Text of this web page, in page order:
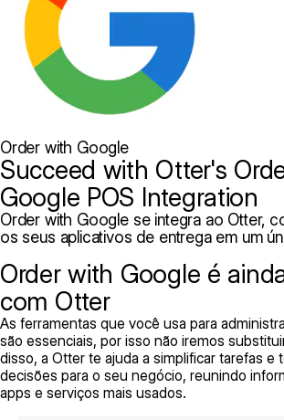
Order with Google
Succeed with Otter's
Google POS Integration
Order with Google se integra ao Otter,
os seus aplicativos de entrega em um
Order with Google é
com Otter
As ferramentas que você usa para
são essenciais, por isso não iremos
disso, a Otter te ajuda a simplificar tarefas e
decisões para o seu negócio, reunindo
apps e serviços mais usados.